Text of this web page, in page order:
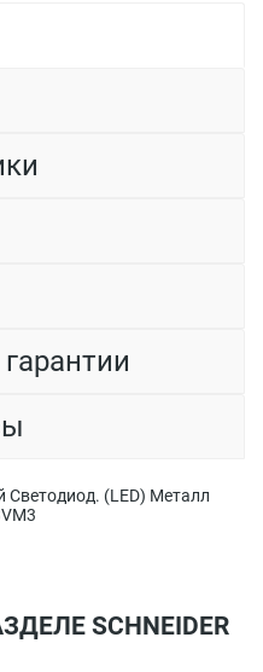
Светодиод. (LED) Металл
SCHNEIDER